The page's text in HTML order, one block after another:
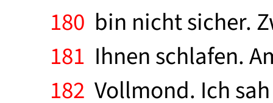
180 bin nicht sicher.
181 Ihnen schlafen.
182 Vollmond. Ich